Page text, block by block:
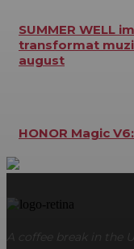
SUMMER WELL
transformat
august
HONOR Magic
A coffee break in the